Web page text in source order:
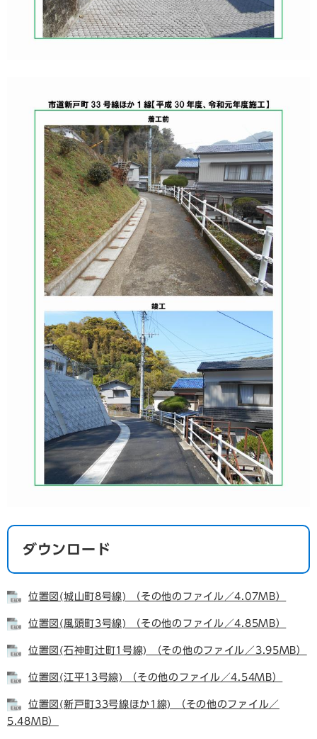
ダウンロード
位置図(城山町8号線) （その他のファイル／4.07MB）
位置図(風頭町3号線) （その他のファイル／4.85MB）
位置図(石神町辻町1号線) （その他のファイル／3.95MB）
位置図(江平13号線) （その他のファイル／4.54MB）
位置図(新戸町33号線ほか1線) （その他のファイル／
5.48MB）